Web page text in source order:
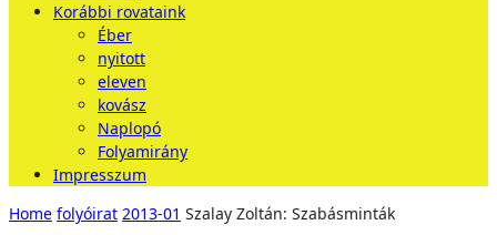
Korábbi rovataink
Éber
nyitott
eleven
kovász
Naplopó
Folyamirány
Impresszum
Home folyóirat 2013-01 Szalay Zoltán: Szabásminták